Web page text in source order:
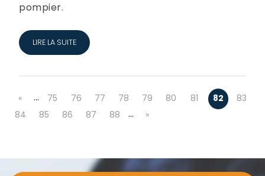
pompier.
LIRE LA SUITE
« … 75 76 77 78 79 80 81 82
83
84
85 86 87 88 … »